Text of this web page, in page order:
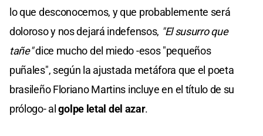
lo que desconocemos, y que probablemente será
doloroso y nos dejará indefensos, "El susurro que
tañe"dice mucho del miedo -esos "pequeños
puñales", según la ajustada metáfora que el poeta
brasileño Floriano Martins incluye en el título de su
prólogo- algolpe letal del azar.